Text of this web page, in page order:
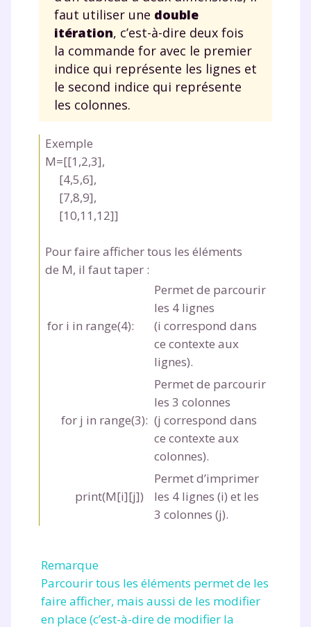
faut utiliser une double
itération, c’est-à-dire deux fois
la commande for avec le premier
indice qui représente les lignes et
le second indice qui représente
les colonnes.
Exemple
M=[[1,2,3],
[4,5,6],
[7,8,9],
[10,11,12]]
Pour faire afficher tous les éléments
de M, il faut taper :
for i in range(4):
Permet de parcourir
les 4 lignes
(i correspond dans
ce contexte aux
lignes).
for j in range(3):
Permet de parcourir
les 3 colonnes
(j correspond dans
ce contexte aux
colonnes).
print(M[i][j])
Permet d’imprimer
les 4 lignes (i) et les
3 colonnes (j).
Remarque
Parcourir tous les éléments permet de les
faire afficher, mais aussi de les modifier
en place (c’est-à-dire de modifier la